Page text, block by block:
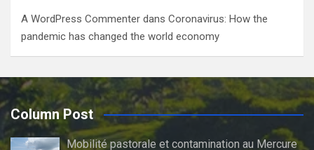
A WordPress Commenter dans Coronavirus: How the
pandemic has changed the world economy
Column Post
Mobilité pastorale et contamination au Mercure